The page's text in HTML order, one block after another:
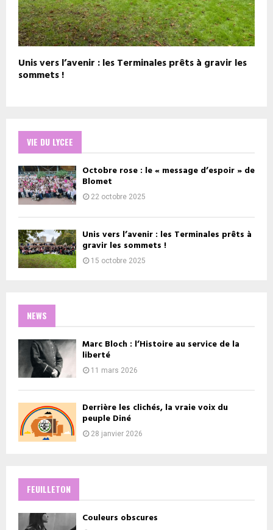
Unis vers l’avenir : les Terminales prêts à gravir les
sommets !
VIE DU LYCEE
Octobre rose : le « message d’espoir » de
Blomet
22 octobre 2025
Unis vers l’avenir : les Terminales prêts à
gravir les sommets !
15 octobre 2025
NEWS
Marc Bloch : l’Histoire au service de la
liberté
11 mars 2026
Derrière les clichés, la vraie voix du
peuple Diné
28 janvier 2026
FEUILLETON
Couleurs obscures